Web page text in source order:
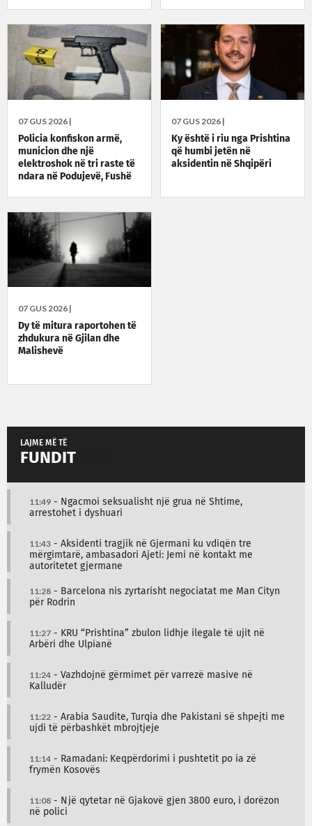
07 GUS 2026 |
Policia konfiskon armë,
municion dhe një
elektroshok në tri raste të
ndara në Podujevë, Fushë
07 GUS 2026 |
Ky është i riu nga Prishtina
që humbi jetën në
aksidentin në Shqipëri
07 GUS 2026 |
Dy të mitura raportohen të
zhdukura në Gjilan dhe
Malishevë
LAJME MË TË
FUNDIT
11:49 - Ngacmoi seksualisht një grua në Shtime,
arrestohet i dyshuari
11:43 - Aksidenti tragjik në Gjermani ku vdiqën tre
mërgimtarë, ambasadori Ajeti: Jemi në kontakt me
autoritetet gjermane
11:28 - Barcelona nis zyrtarisht negociatat me Man Cityn
për Rodrin
11:27 - KRU “Prishtina” zbulon lidhje ilegale të ujit në
Arbëri dhe Ulpianë
11:24 - Vazhdojnë gërmimet për varrezë masive në
Kalludër
11:22 - Arabia Saudite, Turqia dhe Pakistani së shpejti me
ujdi të përbashkët mbrojtjeje
11:14 - Ramadani: Keqpërdorimi i pushtetit po ia zë
frymën Kosovës
11:08 - Një qytetar në Gjakovë gjen 3800 euro, i dorëzon
në polici